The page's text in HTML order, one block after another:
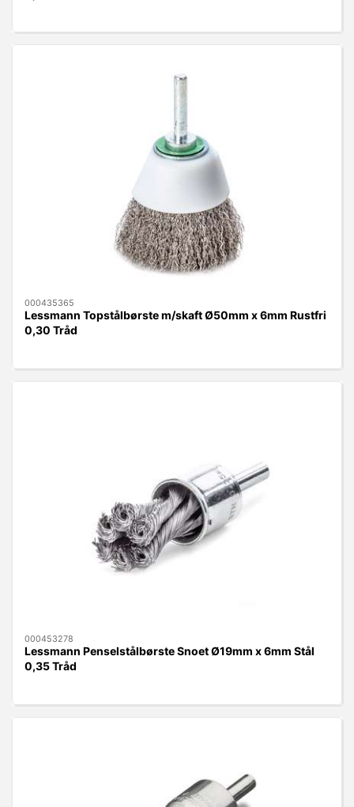
000435365
Lessmann Topstålbørste m/skaft Ø50mm x 6mm Rustfri
0,30 Tråd
000453278
Lessmann Penselstålbørste Snoet Ø19mm x 6mm Stål
0,35 Tråd